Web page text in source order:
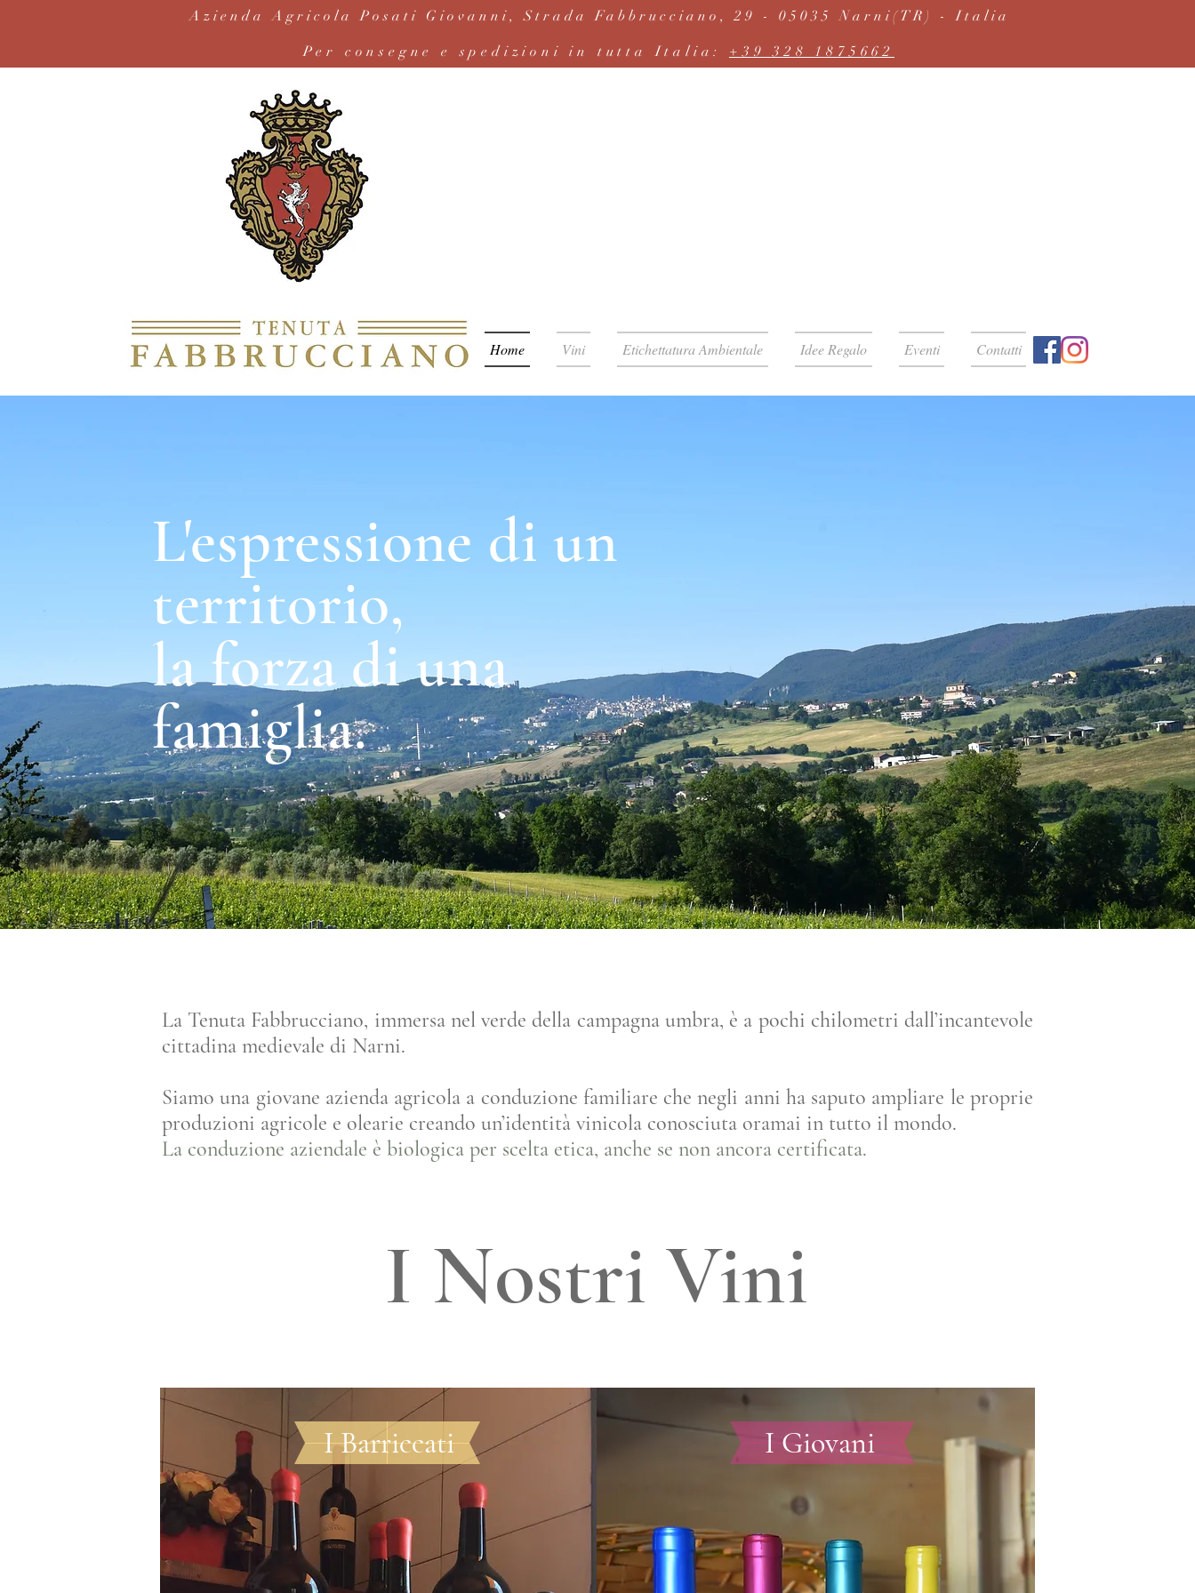
Azienda Agricola Posati Giovanni, Strada Fabbrucciano, 29 - 05035 Narni(TR) - Italia
Per consegne e spedizioni in tutta Italia: +39 328 1875662
Home Vini Etichettatura Ambientale Idee Regalo Eventi Contatti
L'espressione di un
territorio,
la forza di una
famiglia.
La Tenuta Fabbrucciano, immersa nel verde della campagna umbra, è a pochi chilometri dall’incantevole
cittadina medievale di Narni.
Siamo una giovane azienda agricola a conduzione familiare che negli anni ha saputo ampliare le proprie
produzioni agricole e olearie creando un’identità vinicola conosciuta oramai in tutto il mondo.
La conduzione aziendale è biologica per scelta etica, anche se non ancora certificata.
I Nostri Vini
I Barriccati I Giovani